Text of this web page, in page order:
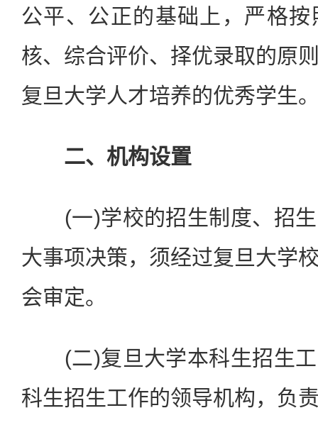
公平、公正的基础上，严格
核、综合评价、择优录取的原
复旦大学人才培养的优秀学生
二、机构设置
(一)学校的招生制度、招生
大事项决策，须经过复旦大学
会审定。
(二)复旦大学本科生招生工
科生招生工作的领导机构，负